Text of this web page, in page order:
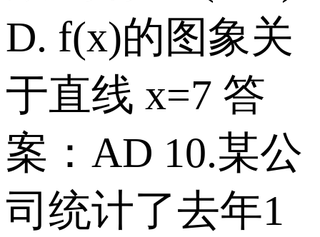
D. f(x)的图象关
于直线 x=7 答
案：AD 10.某公
司统计了去年1